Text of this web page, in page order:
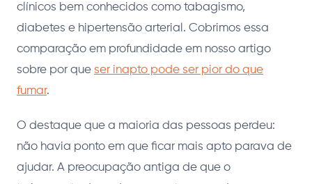
clínicos bem conhecidos como tabagismo,
diabetes e hipertensão arterial. Cobrimos essa
comparação em profundidade em nosso artigo
sobre por que ser inapto pode ser pior do que
fumar.
O destaque que a maioria das pessoas perdeu:
não havia ponto em que ficar mais apto parava de
ajudar. A preocupação antiga de que o